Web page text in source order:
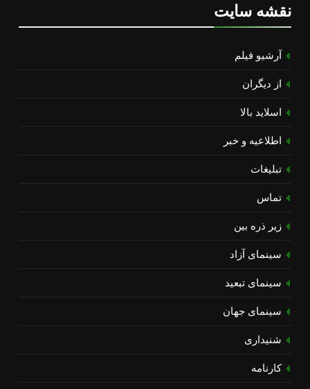
نقشه سایت
آرشیو فیلم
از دیگران
اسلاید بالا
اطلاعیه و خبر
تبلیغات
تماس
زیر ذره بین
سینمای آزاد
سینمای تبعید
سینمای جهان
شنیداری
کارنامه